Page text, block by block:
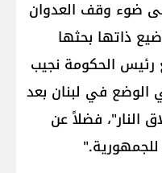
ضوء وقف العدوان
ذاتها بحثها
رئيس الحكومة نجيب
الوضع في لبنان بعد
النار"، فضلاً عن